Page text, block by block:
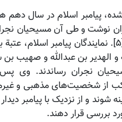
نوشت و طی آن مسیحیان
دعوت کرد[۵]. نمایندگان پیامبر اسلام،
نجران رساندند. وی پس
از شخصیت‌های مذهبی و
شوند و از نزدیک با پیامبر
بررسی قرار دهند.